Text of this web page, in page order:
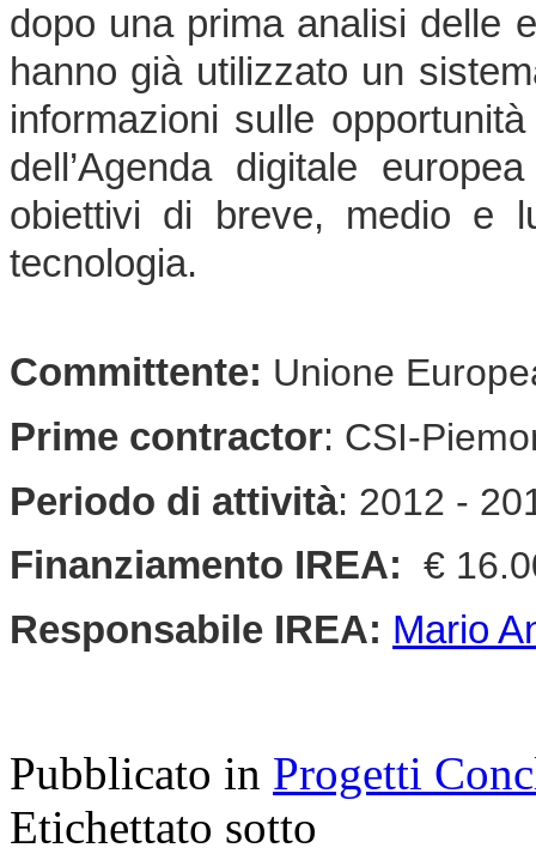
dopo una prima analisi delle
hanno già utilizzato un
informazioni sulle
dell’Agenda digitale
obiettivi di breve, medio e
tecnologia.
Committente: Unione
Prime contractor: CSI-
Periodo di attività: 2012 -
Finanziamento IREA: €
Responsabile IREA: Mario
Pubblicato in Progetti
Etichettato sotto